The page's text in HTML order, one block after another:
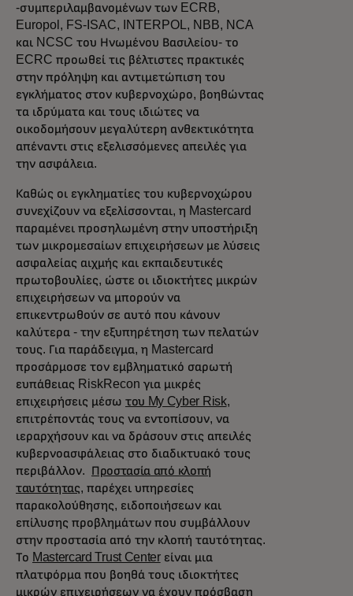
-συμπεριλαμβανομένων των ECRB,
Europol, FS-ISAC, INTERPOL, NBB, NCA
και NCSC του Ηνωμένου Βασιλείου- το
ECRC προωθεί τις βέλτιστες πρακτικές
στην πρόληψη και αντιμετώπιση του
εγκλήματος στον κυβερνοχώρο, βοηθώντας
τα ιδρύματα και τους ιδιώτες να
οικοδομήσουν μεγαλύτερη ανθεκτικότητα
απέναντι στις εξελισσόμενες απειλές για
την ασφάλεια.
Καθώς οι εγκληματίες του κυβερνοχώρου
συνεχίζουν να εξελίσσονται, η Mastercard
παραμένει προσηλωμένη στην υποστήριξη
των μικρομεσαίων επιχειρήσεων με λύσεις
ασφαλείας αιχμής και εκπαιδευτικές
πρωτοβουλίες, ώστε οι ιδιοκτήτες μικρών
επιχειρήσεων να μπορούν να
επικεντρωθούν σε αυτό που κάνουν
καλύτερα - την εξυπηρέτηση των πελατών
τους. Για παράδειγμα, η Mastercard
προσάρμοσε τον εμβληματικό σαρωτή
ευπάθειας RiskRecon για μικρές
επιχειρήσεις μέσω του My Cyber Risk,
επιτρέποντάς τους να εντοπίσουν, να
ιεραρχήσουν και να δράσουν στις απειλές
κυβερνοασφάλειας στο διαδικτυακό τους
περιβάλλον. Προστασία από κλοπή
ταυτότητας, παρέχει υπηρεσίες
παρακολούθησης, ειδοποιήσεων και
επίλυσης προβλημάτων που συμβάλλουν
στην προστασία από την κλοπή ταυτότητας.
Το Mastercard Trust Centerείναι μια
πλατφόρμα που βοηθά τους ιδιοκτήτες
μικρών επιχειρήσεων να έχουν πρόσβαση